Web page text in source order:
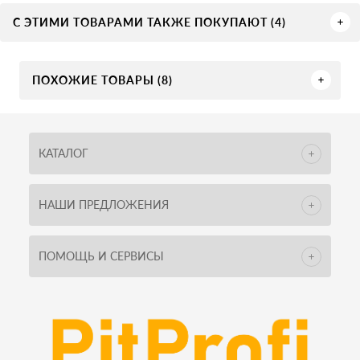
С ЭТИМИ ТОВАРАМИ ТАКЖЕ ПОКУПАЮТ (4)
ПОХОЖИЕ ТОВАРЫ (8)
КАТАЛОГ
НАШИ ПРЕДЛОЖЕНИЯ
ПОМОЩЬ И СЕРВИСЫ